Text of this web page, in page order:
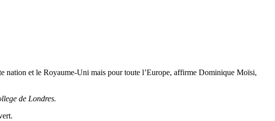
nation et le Royaume-Uni mais pour toute l’Europe, affirme Dominique Moïsi,
de Londres.